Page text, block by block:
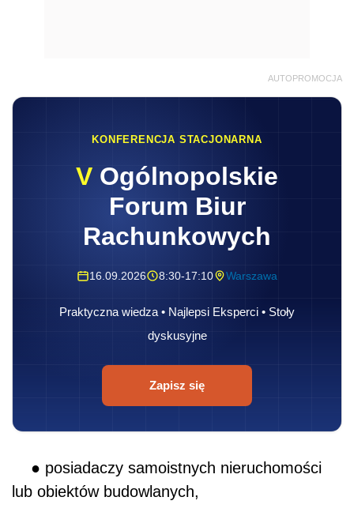
AUTOPROMOCJA
KONFERENCJA STACJONARNA
V Ogólnopolskie
Forum Biur
Rachunkowych
16.09.2026 8:30-17:10 Warszawa
Praktyczna wiedza • Najlepsi Eksperci • Stoły
dyskusyjne
Zapisz się
● posiadaczy samoistnych nieruchomości
lub obiektów budowlanych,